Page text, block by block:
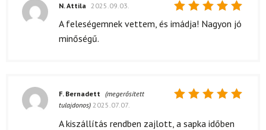
Értékelés:
/ 5
N. Attila 2025.09.03.
A feleségemnek vettem, és imádja! Nagyon jó
minőségű.
5 / 5
F. Bernadett (megerősített
tulajdonos) 2025.07.07.
A kiszállítás rendben zajlott, a sapka időben